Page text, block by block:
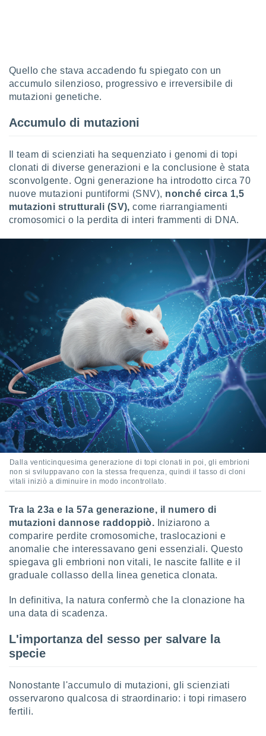
il
dei
su
e/o
dati
la
della
la
per
degli
dei
il
di
per la
Quello che stava accadendo fu spiegato con un
accumulo silenzioso, progressivo e irreversibile di
mutazioni genetiche.
Accumulo di mutazioni
Il team di scienziati ha sequenziato i genomi di topi
clonati di diverse generazioni e la conclusione è stata
sconvolgente. Ogni generazione ha introdotto circa 70
nuove mutazioni puntiformi (SNV), nonché circa 1,5
mutazioni strutturali (SV), come riarrangiamenti
cromosomici o la perdita di interi frammenti di DNA.
Dalla venticinquesima generazione di topi clonati in poi, gli embrioni
non si sviluppavano con la stessa frequenza, quindi il tasso di cloni
vitali iniziò a diminuire in modo incontrollato.
Tra la 23a e la 57a generazione, il numero di
mutazioni dannose raddoppiò. Iniziarono a
comparire perdite cromosomiche, traslocazioni e
anomalie che interessavano geni essenziali. Questo
spiegava gli embrioni non vitali, le nascite fallite e il
graduale collasso della linea genetica clonata.
In definitiva, la natura confermò che la clonazione ha
una data di scadenza.
L'importanza del sesso per salvare la
specie
Nonostante l'accumulo di mutazioni, gli scienziati
osservarono qualcosa di straordinario: i topi rimasero
fertili.